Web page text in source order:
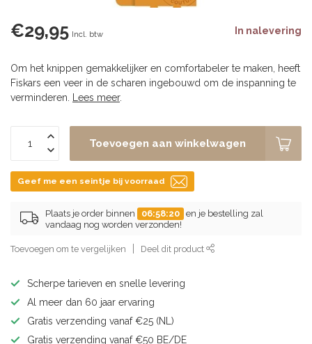
€29,95 Incl. btw In nalevering
Om het knippen gemakkelijker en comfortabeler te maken, heeft
Fiskars een veer in de scharen ingebouwd om de inspanning te
verminderen.
Lees meer.
Toevoegen aan winkelwagen
Geef me een seintje bij voorraad
Plaats je order binnen 06:58:20 en je bestelling zal
vandaag nog worden verzonden!
Toevoegen om te vergelijken Deel dit product
Scherpe tarieven en snelle levering
Al meer dan 60 jaar ervaring
Gratis verzending vanaf €25 (NL)
Gratis verzending vanaf €50 BE/DE